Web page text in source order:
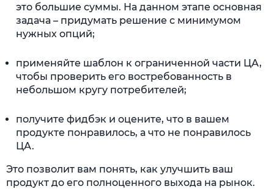
это большие суммы. На данном этапе основная
задача – придумать решение с минимумом
нужных опций;
применяйте шаблон к ограниченной части ЦА,
чтобы проверить его востребованность в
небольшом кругу потребителей;
получите фидбэк и оцените, что в вашем
продукте понравилось, а что не понравилось
ЦА.
Это позволит вам понять, как улучшить ваш
продукт до его полноценного выхода на рынок.